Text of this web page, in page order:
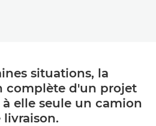
situations, la
complète d'un projet
elle seule un camion
livraison.